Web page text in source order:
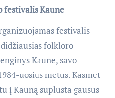
festivalis Kaune
izuojamas festivalis
folkloro
Kaune, savo
uosius metus. Kasmet
į Kauną suplūsta gausus